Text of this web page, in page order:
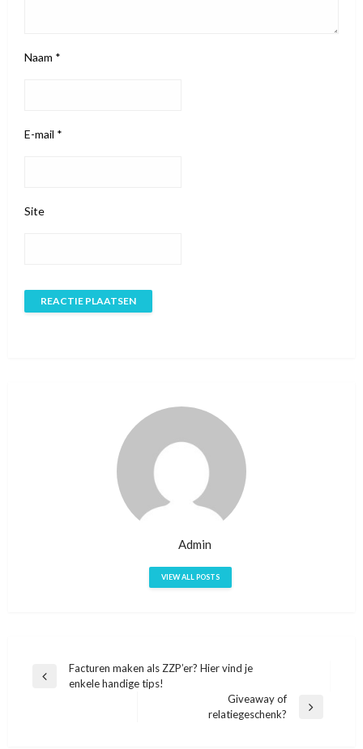
Naam *
E-mail *
Site
Admin
VIEW ALL POSTS
Bericht
Previous
Facturen maken als ZZP’er? Hier vind je
enkele handige tips!
Giveaway of
relatiegeschenk?